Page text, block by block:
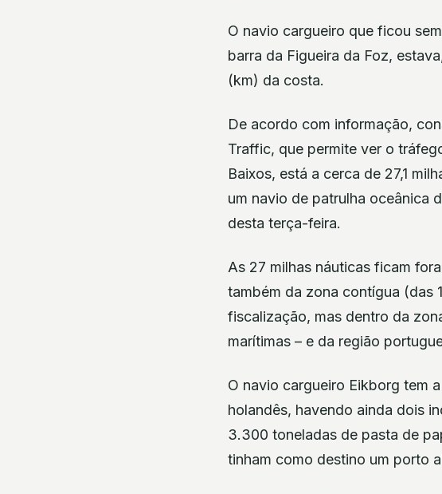
O navio cargueiro que ficou
barra da Figueira da Foz,
(km) da costa.
De acordo com informação,
Traffic, que permite ver o
Baixos, está a cerca de 27,1
um navio de patrulha oceânica
desta terça-feira.
As 27 milhas náuticas ficam
também da zona contígua (das
fiscalização, mas dentro da
marítimas – e da região
O navio cargueiro Eikborg tem
holandês, havendo ainda dois
3.300 toneladas de pasta de
tinham como destino um porto